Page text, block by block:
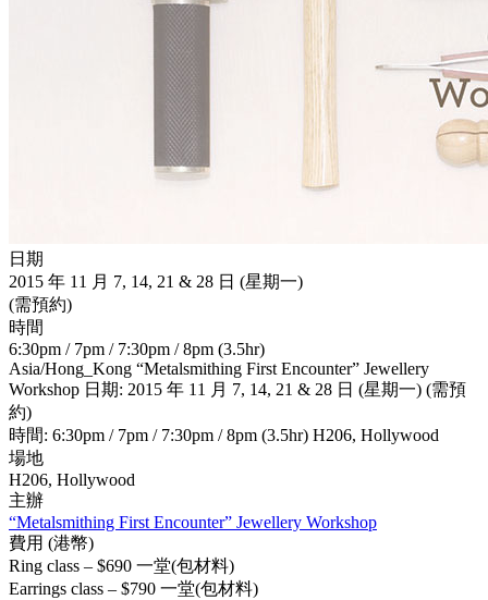
日期
2015 年 11 月 7, 14, 21 & 28 日 (星期一)
(需預約)
時間
6:30pm / 7pm / 7:30pm / 8pm (3.5hr)
Asia/Hong_Kong “Metalsmithing First Encounter” Jewellery
Workshop 日期: 2015 年 11 月 7, 14, 21 & 28 日 (星期一) (需預
約)
時間: 6:30pm / 7pm / 7:30pm / 8pm (3.5hr) H206, Hollywood
場地
H206, Hollywood
主辦
“Metalsmithing First Encounter” Jewellery Workshop
費用 (港幣)
Ring class – $690 一堂(包材料)
Earrings class – $790 一堂(包材料)